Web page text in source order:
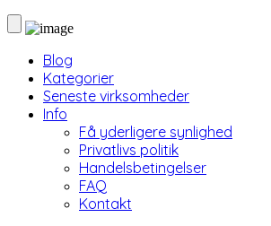
Blog
Kategorier
Seneste virksomheder
Info
Få yderligere synlighed
Privatlivs politik
Handelsbetingelser
FAQ
Kontakt